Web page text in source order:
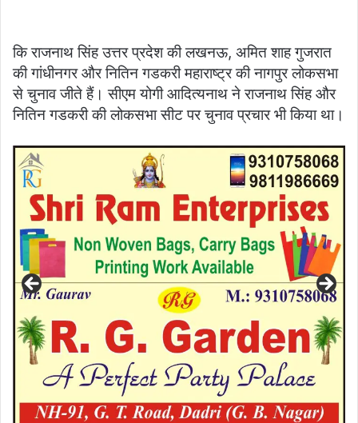
कि राजनाथ सिंह उत्तर प्रदेश की लखनऊ, अमित शाह गुजरात
की गांधीनगर और नितिन गडकरी महाराष्ट्र की नागपुर लोकसभा
से चुनाव जीते हैं। सीएम योगी आदित्यनाथ ने राजनाथ सिंह और
नितिन गडकरी की लोकसभा सीट पर चुनाव प्रचार भी किया था।